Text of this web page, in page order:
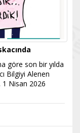
göre son bir yılda
Bilgiyi Alenen
1 Nisan 2026